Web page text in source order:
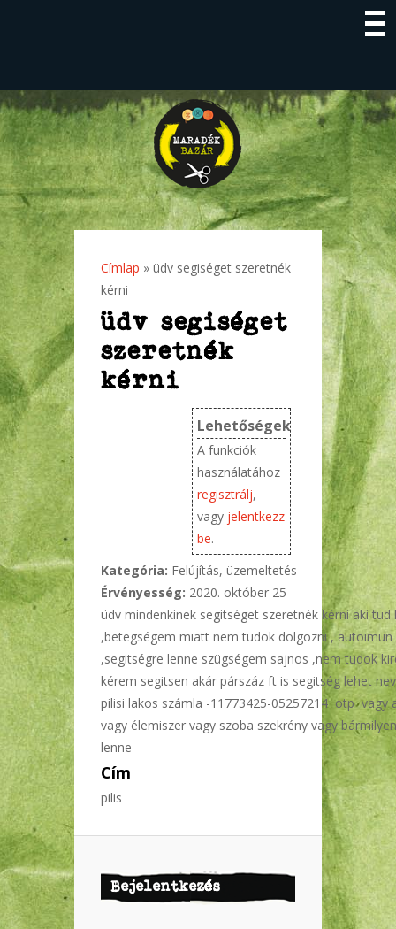
Jelenlegi hely
Címlap » üdv segiséget szeretnék
kérni
üdv segiséget
szeretnék
kérni
Lehetőségek
A funkciók
használatához
regisztrálj,
vagy jelentkezz
be.
Kategória: Felújítás, üzemeltetés
Érvényesség: 2020. október 25
üdv mindenkinek segitséget szeretnék kérni aki tud
,betegségem miatt nem tudok dolgozni , autoimun
,segitségre lenne szügségem sajnos ,nem tudok
kérem segitsen akár párszáz ft is segitség lehet
pilisi lakos számla -11773425-05257214 otp vagy
vagy élemiszer vagy szoba szekrény vagy
lenne
Cím
pilis
Bejelentkezés